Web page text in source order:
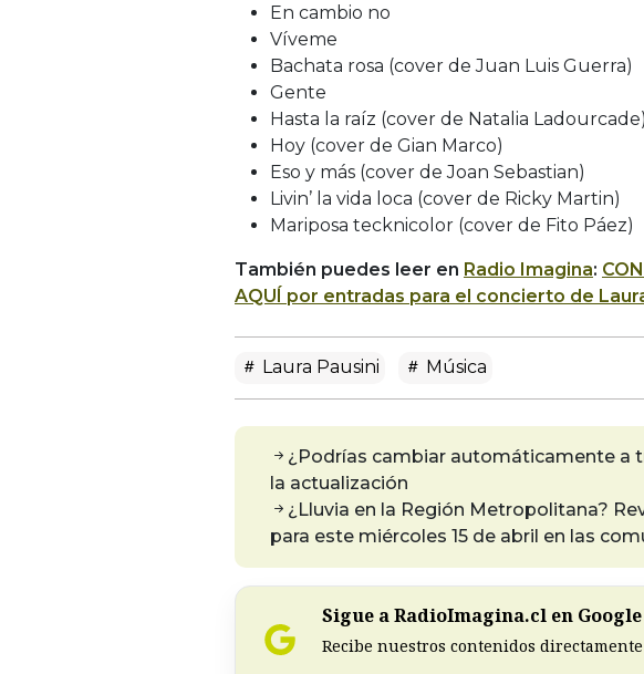
En cambio no
Víveme
Bachata rosa (cover de Juan Luis Guerra)
Gente
Hasta la raíz (cover de Natalia Ladourcade)
Hoy (cover de Gian Marco)
Eso y más (cover de Joan Sebastian)
Livin’ la vida loca (cover de Ricky Martin)
Mariposa tecknicolor (cover de Fito Páez)
También puedes leer en Radio Imagina:
AQUÍ por entradas para el concierto de
Laura Pausini Música
¿Podrías cambiar automáticamente a
la actualización
¿Lluvia en la Región Metropolitana?
para este miércoles 15 de abril en las
Sigue a RadioImagina.cl en
Recibe nuestros contenidos